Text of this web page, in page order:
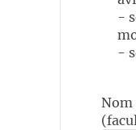
-
-
Nom